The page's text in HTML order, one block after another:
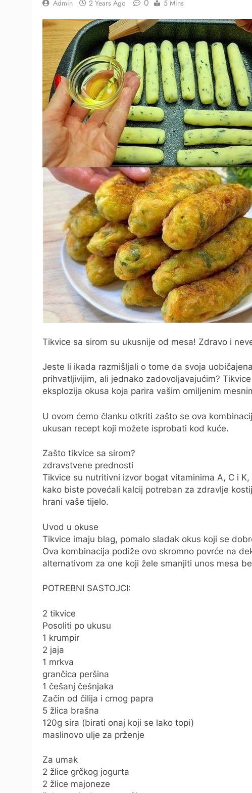
Admin 2 Years Ago 0 5 Mins
Tikvice sa sirom su ukusnije od mesa! Zdravo i
Jeste li ikada razmišljali o tome da svoja
prihvatljivijim, ali jednako zadovoljavajućim?
eksplozija okusa koja parira vašim omiljenim
U ovom ćemo članku otkriti zašto se ova
ukusan recept koji možete isprobati kod kuće.
Zašto tikvice sa sirom?
zdravstvene prednosti
Tikvice su nutritivni izvor bogat vitaminima A, C i
kako biste povećali kalcij potreban za zdravlje
hrani vaše tijelo.
Uvod u okuse
Tikvice imaju blag, pomalo sladak okus koji se
Ova kombinacija podiže ovo skromno povrće na
alternativom za one koji žele smanjiti unos mesa
POTREBNI SASTOJCI:
2 tikvice
Posoliti po ukusu
1 krumpir
2 jaja
1 mrkva
grančica peršina
1 češanj češnjaka
Začin od čilija i crnog papra
5 žlica brašna
120g sira (birati onaj koji se lako topi)
maslinovo ulje za prženje
Za umak
2 žlice grčkog jogurta
2 žlice majoneze